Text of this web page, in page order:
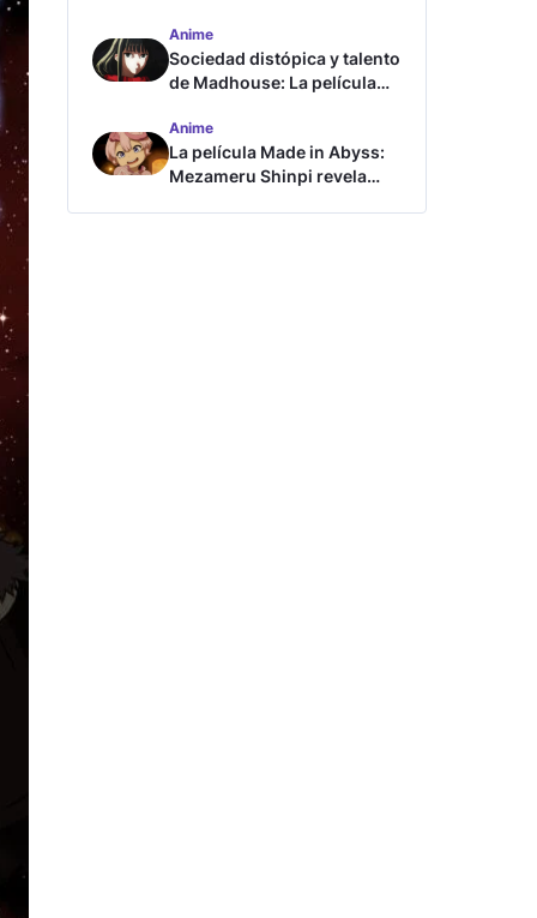
Anime
Sociedad distópica y talento
de Madhouse: La película
tráiler
Anime
La película Made in Abyss:
Mezameru Shinpi revela